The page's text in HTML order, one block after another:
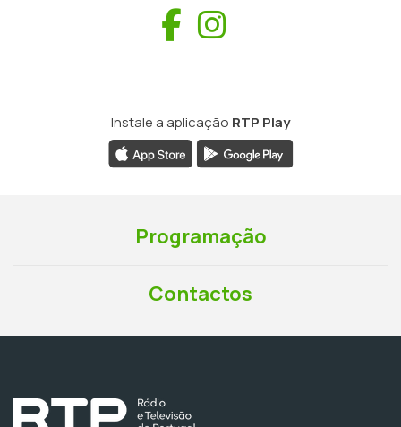
Facebook
Instale a aplicação RTP Play
Programação
Contactos